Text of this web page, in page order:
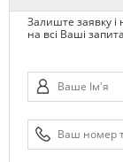
Залиште заявку
на всі Ваші